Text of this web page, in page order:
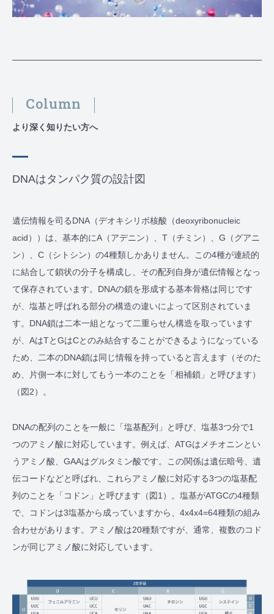
Column
より深く知りたい方へ
DNAはタンパク質の設計図
遺伝情報を司るDNA（デオキシリボ核酸（deoxyribonucleic
acid））は、基本的にA（アデニン）、T（チミン）、G（グアニ
ン）、C（シトシン）の4種類しかありません。この4種が連続的
に結合して鎖状の分子を構成し、その配列自身が遺伝情報となっ
て保存されています。DNAの鎖を形成する基本骨格は同じです
が、塩基と呼ばれる部分の構造の違いによって区別されていま
す。DNA鎖は二本一組となって二重らせん構造を取っています
が、AはTとGはCとのみ結合することができるようになっている
ため、二本のDNA鎖は同じ情報を持っていると言えます（そのた
め、片側一本に対してもう一本のことを「相補鎖」と呼びます）
（図2）。
DNAの配列のことを一般に「塩基配列」と呼び、塩基3つ分で1
つのアミノ酸に対応しています。例えば、ATGはメチオニンとい
うアミノ酸、GAAはグルタミン酸です。この関係は遺伝暗号、遺
伝コードなどと呼ばれ、これらアミノ酸に対応する3つの塩基配
列のことを「コドン」と呼びます（図1）。塩基がATGCの4種類
で、コドンは3塩基から成っていますから、4x4x4=64種類の組み
合わせがあります。アミノ酸は20種類ですが、通常、複数のコド
ンが同じアミノ酸に対応しています。